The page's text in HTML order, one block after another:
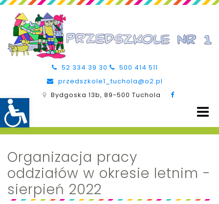
52 334 39 30
500 414 511
przedszkole1_tuchola@o2.pl
Bydgoska 13b, 89-500 Tuchola
Organizacja pracy
oddziałów w okresie letnim -
sierpień 2022